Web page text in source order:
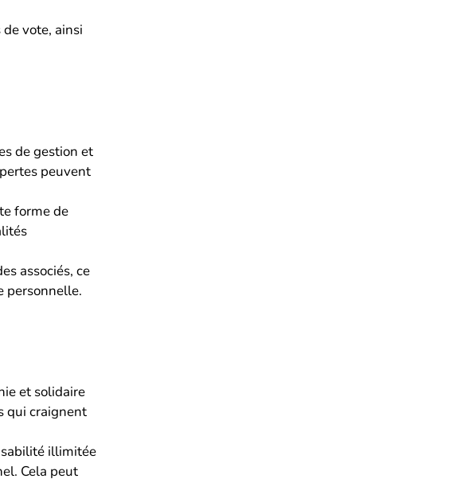
vote, ainsi
de gestion et
peuvent
forme de
associés, ce
personnelle.
et solidaire
qui craignent
illimitée
Cela peut